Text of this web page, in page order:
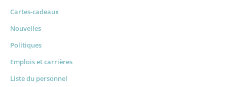
Cartes-cadeaux
Nouvelles
Politiques
Emplois et carrières
Liste du personnel